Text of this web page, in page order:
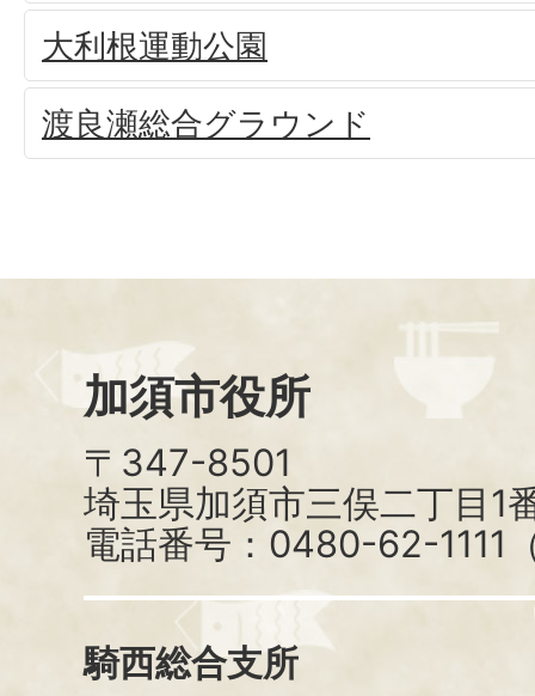
大利根運動公園
渡良瀬総合グラウンド
加須市役所
〒347-8501
埼玉県加須市三俣二丁目1
電話番号：0480-62-1111
騎西総合支所